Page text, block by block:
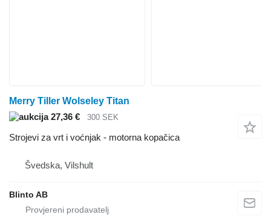
Merry Tiller Wolseley Titan
27,36 €
300 SEK
Strojevi za vrt i voćnjak - motorna kopačica
Švedska, Vilshult
Blinto AB